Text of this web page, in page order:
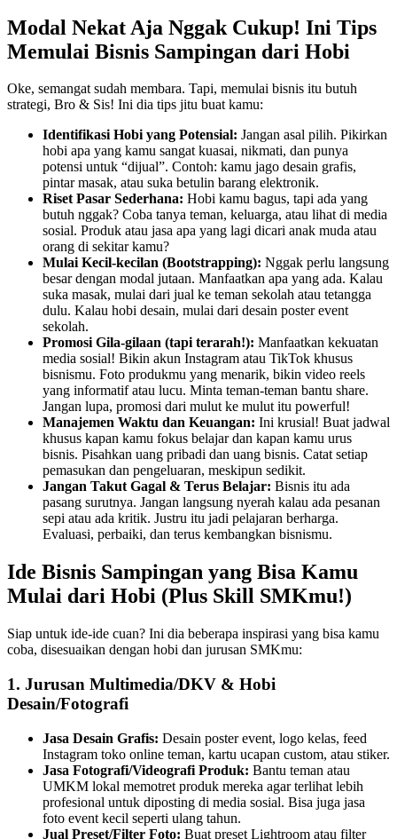
Modal Nekat Aja Nggak Cukup! Ini Tips
Memulai Bisnis Sampingan dari Hobi
Oke, semangat sudah membara. Tapi, memulai bisnis itu butuh
strategi, Bro & Sis! Ini dia tips jitu buat kamu:
Identifikasi Hobi yang Potensial: Jangan asal pilih. Pikirkan
hobi apa yang kamu sangat kuasai, nikmati, dan punya
potensi untuk “dijual”. Contoh: kamu jago desain grafis,
pintar masak, atau suka betulin barang elektronik.
Riset Pasar Sederhana: Hobi kamu bagus, tapi ada yang
butuh nggak? Coba tanya teman, keluarga, atau lihat di media
sosial. Produk atau jasa apa yang lagi dicari anak muda atau
orang di sekitar kamu?
Mulai Kecil-kecilan (Bootstrapping): Nggak perlu langsung
besar dengan modal jutaan. Manfaatkan apa yang ada. Kalau
suka masak, mulai dari jual ke teman sekolah atau tetangga
dulu. Kalau hobi desain, mulai dari desain poster event
sekolah.
Promosi Gila-gilaan (tapi terarah!): Manfaatkan kekuatan
media sosial! Bikin akun Instagram atau TikTok khusus
bisnismu. Foto produkmu yang menarik, bikin video reels
yang informatif atau lucu. Minta teman-teman bantu share.
Jangan lupa, promosi dari mulut ke mulut itu powerful!
Manajemen Waktu dan Keuangan: Ini krusial! Buat jadwal
khusus kapan kamu fokus belajar dan kapan kamu urus
bisnis. Pisahkan uang pribadi dan uang bisnis. Catat setiap
pemasukan dan pengeluaran, meskipun sedikit.
Jangan Takut Gagal & Terus Belajar: Bisnis itu ada
pasang surutnya. Jangan langsung nyerah kalau ada pesanan
sepi atau ada kritik. Justru itu jadi pelajaran berharga.
Evaluasi, perbaiki, dan terus kembangkan bisnismu.
Ide Bisnis Sampingan yang Bisa Kamu
Mulai dari Hobi (Plus Skill SMKmu!)
Siap untuk ide-ide cuan? Ini dia beberapa inspirasi yang bisa kamu
coba, disesuaikan dengan hobi dan jurusan SMKmu:
1. Jurusan Multimedia/DKV & Hobi
Desain/Fotografi
Jasa Desain Grafis: Desain poster event, logo kelas, feed
Instagram toko online teman, kartu ucapan custom, atau stiker.
Jasa Fotografi/Videografi Produk: Bantu teman atau
UMKM lokal memotret produk mereka agar terlihat lebih
profesional untuk diposting di media sosial. Bisa juga jasa
foto event kecil seperti ulang tahun.
Jual Preset/Filter Foto: Buat preset Lightroom atau filter